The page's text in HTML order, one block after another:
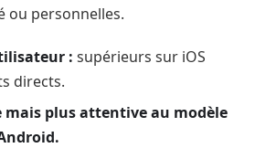
ou personnelles.
: supérieurs sur iOS
directs.
mais plus attentive au modèle